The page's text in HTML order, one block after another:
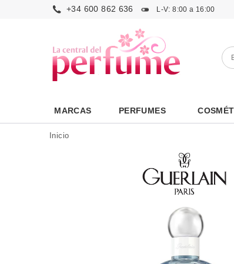
+34 600 862 636 L-V: 8:00 a 16:00
MARCAS PERFUMES
Inicio